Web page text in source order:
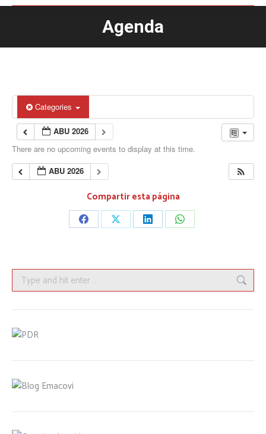
Agenda
You are here:
Categories
ABU 2026
There are no upcoming events to display at this time.
ABU 2026
Compartir esta página
Share Share Share Share
Search: